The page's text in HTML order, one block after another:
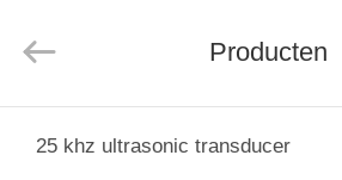
Technology
Producten
25 khz ultrasonic transducer